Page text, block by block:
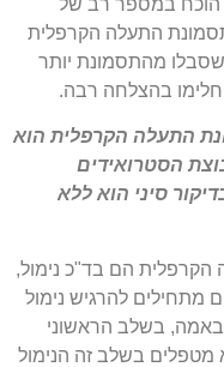
הוכח במספר רב של
התעלה הקרפלית
מהתסמונת יותר
בהצלחה רבה.
התעלה הקרפלית הוא
הסטרואידים
סיני הוא ללא
הקרפלית הם בד"כ נימול,
מתחילים להרגיש נימול
בשלב הראשוני
מטפלים בשלב זה הנימול